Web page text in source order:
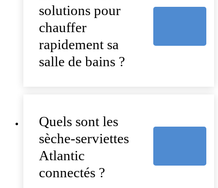
solutions pour
chauffer
rapidement sa
salle de bains ?
Quels sont les
sèche-serviettes
Atlantic
connectés ?